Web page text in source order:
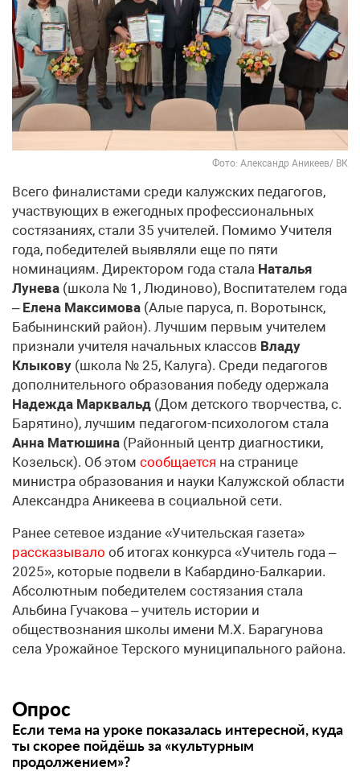
Фото: Александр Аникеев/ ВК
Всего финалистами среди калужских педагогов,
участвующих в ежегодных профессиональных
состязаниях, стали 35 учителей. Помимо Учителя
года, победителей выявляли еще по пяти
номинациям. Директором года стала Наталья
Лунева (школа № 1, Людиново), Воспитателем года
– Елена Максимова (Алые паруса, п. Воротынск,
Бабынинский район). Лучшим первым учителем
признали учителя начальных классов Владу
Клыкову (школа № 25, Калуга). Среди педагогов
дополнительного образования победу одержала
Надежда Марквальд (Дом детского творчества, с.
Барятино), лучшим педагогом-психологом стала
Анна Матюшина (Районный центр диагностики,
Козельск). Об этом сообщается на странице
министра образования и науки Калужской области
Александра Аникеева в социальной сети.
Ранее сетевое издание «Учительская газета»
рассказывало об итогах конкурса «Учитель года –
2025», которые подвели в Кабардино-Балкарии.
Абсолютным победителем состязания стала
Альбина Гучакова – учитель истории и
обществознания школы имени М.Х. Барагунова
села Урожайное Терского муниципального района.
Опрос
Если тема на уроке показалась интересной, куда
ты скорее пойдёшь за «культурным
продолжением»?